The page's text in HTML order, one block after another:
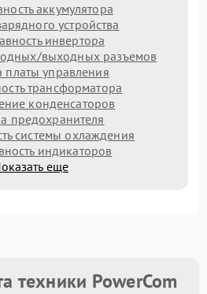
аккумулятора
устройства
инвертора
выходных разъемов
управления
трансформатора
конденсаторов
предохранителя
системы охлаждения
индикаторов
еще
техники PowerCom